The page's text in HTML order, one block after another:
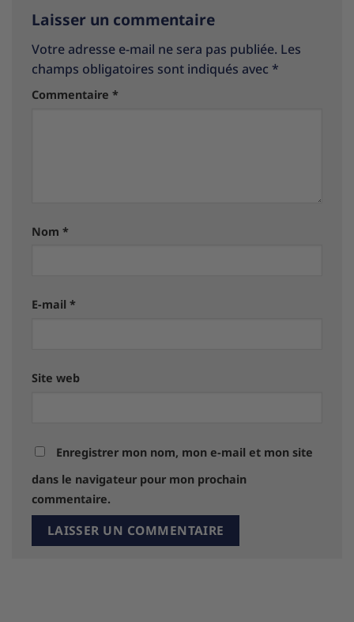
Laisser un commentaire
Votre adresse e-mail ne sera pas publiée. Les
champs obligatoires sont indiqués avec *
Commentaire *
Nom *
E-mail *
Site web
Enregistrer mon nom, mon e-mail et mon site
dans le navigateur pour mon prochain
commentaire.